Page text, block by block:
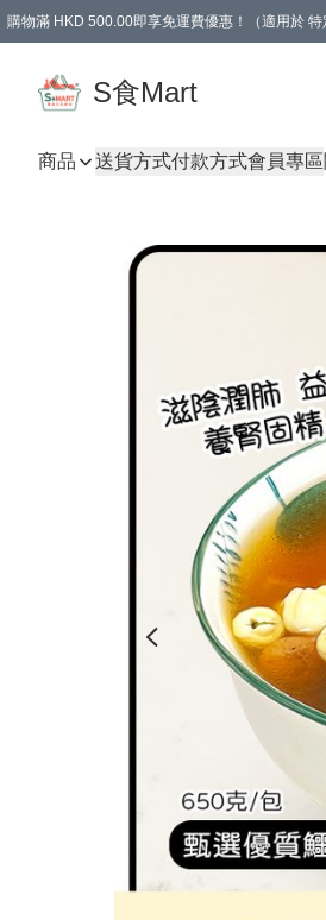
購物滿 HKD 500.00即享免運費優惠！（適用於
S食Mart
商品 送貨方式付款方式會員專區